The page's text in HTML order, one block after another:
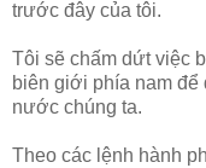
trước đây của tôi.
Tôi sẽ chấm dứt việc
biên giới phía nam
nước chúng ta.
Theo các lệnh hành